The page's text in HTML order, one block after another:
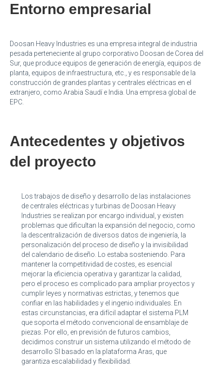
Entorno empresarial
Doosan Heavy Industries es una empresa integral de industria
pesada perteneciente al grupo corporativo Doosan de Corea del
Sur, que produce equipos de generación de energía, equipos de
planta, equipos de infraestructura, etc., y es responsable de la
construcción de grandes plantas y centrales eléctricas en el
extranjero, como Arabia Saudí e India. Una empresa global de
EPC.
Antecedentes y objetivos
del proyecto
Los trabajos de diseño y desarrollo de las instalaciones
de centrales eléctricas y turbinas de Doosan Heavy
Industries se realizan por encargo individual, y existen
problemas que dificultan la expansión del negocio, como
la descentralización de diversos datos de ingeniería, la
personalización del proceso de diseño y la invisibilidad
del calendario de diseño. Lo estaba sosteniendo. Para
mantener la competitividad de costes, es esencial
mejorar la eficiencia operativa y garantizar la calidad,
pero el proceso es complicado para ampliar proyectos y
cumplir leyes y normativas estrictas, y tenemos que
confiar en las habilidades y el ingenio individuales. En
estas circunstancias, era difícil adaptar el sistema PLM
que soporta el método convencional de ensamblaje de
piezas. Por ello, en previsión de futuros cambios,
decidimos construir un sistema utilizando el método de
desarrollo SI basado en la plataforma Aras, que
garantiza escalabilidad y flexibilidad.